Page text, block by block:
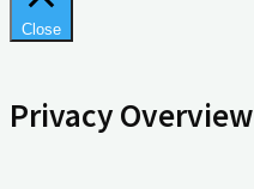
Close
Privacy Overview